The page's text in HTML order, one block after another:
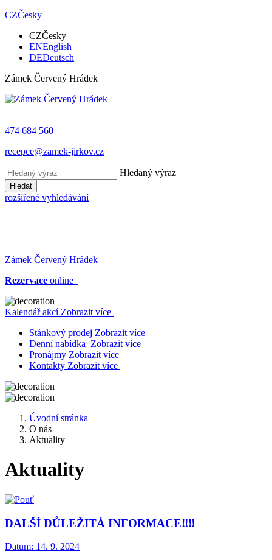
CZČesky
CZČesky
ENEnglish
DEDeutsch
Zámek Červený Hrádek
474 684 560
recepce@zamek-jirkov.cz
Hledaný výraz
Hledat
rozšířené vyhledávání
Zámek Červený Hrádek
Rezervace online
Kalendář akcí Zobrazit více
Stánkový prodej Zobrazit více
Denní nabídka Zobrazit více
Pronájmy Zobrazit více
Kontakty Zobrazit více
Úvodní stránka
O nás
Aktuality
Aktuality
DALŠÍ DŮLEŽITÁ INFORMACE‼️‼️
Datum: 14. 9. 2024